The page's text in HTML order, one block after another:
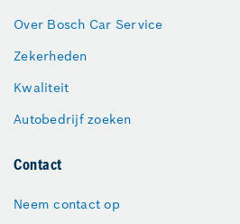
Over Bosch Car Service
Zekerheden
Kwaliteit
Autobedrijf zoeken
Contact
Neem contact op